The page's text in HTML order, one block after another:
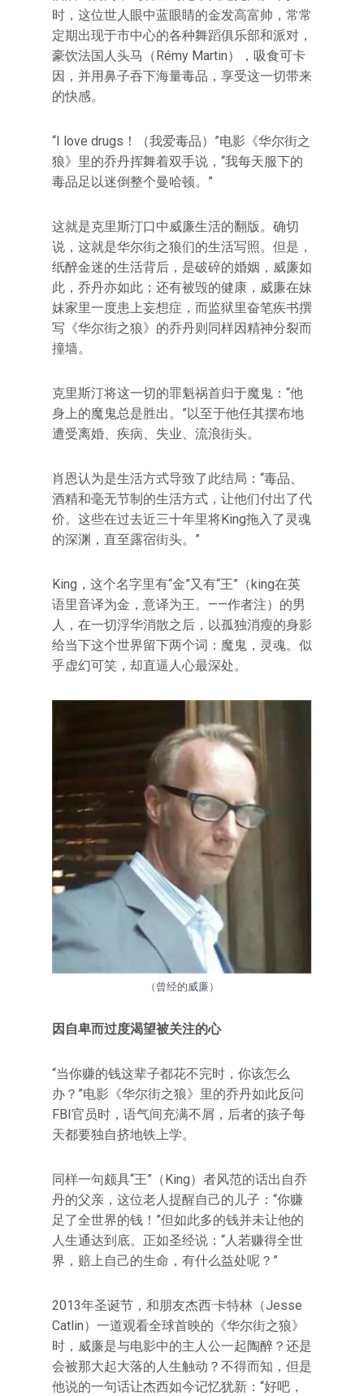
时，这位世人眼中蓝眼睛的金发高富帅，常常
定期出现于市中心的各种舞蹈俱乐部和派对，
豪饮法国人头马（Rémy Martin），吸食可卡
因，并用鼻子吞下海量毒品，享受这一切带来
的快感。
“I love drugs！（我爱毒品）”电影《华尔街之
狼》里的乔丹挥舞着双手说，“我每天服下的
毒品足以迷倒整个曼哈顿。”
这就是克里斯汀口中威廉生活的翻版。确切
说，这就是华尔街之狼们的生活写照。但是，
纸醉金迷的生活背后，是破碎的婚姻，威廉如
此，乔丹亦如此；还有被毁的健康，威廉在妹
妹家里一度患上妄想症，而监狱里奋笔疾书撰
写《华尔街之狼》的乔丹则同样因精神分裂而
撞墙。
克里斯汀将这一切的罪魁祸首归于魔鬼：“他
身上的魔鬼总是胜出。”以至于他任其摆布地
遭受离婚、疾病、失业、流浪街头。
肖恩认为是生活方式导致了此结局：“毒品、
酒精和毫无节制的生活方式，让他们付出了代
价。这些在过去近三十年里将King拖入了灵魂
的深渊，直至露宿街头。”
King，这个名字里有“金”又有“王”（king在英
语里音译为金，意译为王。——作者注）的男
人，在一切浮华消散之后，以孤独消瘦的身影
给当下这个世界留下两个词：魔鬼，灵魂。似
乎虚幻可笑，却直逼人心最深处。
（曾经的威廉）
因自卑而过度渴望被关注的心
“当你赚的钱这辈子都花不完时，你该怎么
办？”电影《华尔街之狼》里的乔丹如此反问
FBI官员时，语气间充满不屑，后者的孩子每
天都要独自挤地铁上学。
同样一句颇具“王”（King）者风范的话出自乔
丹的父亲，这位老人提醒自己的儿子：“你赚
足了全世界的钱！”但如此多的钱并未让他的
人生通达到底。正如圣经说：“人若赚得全世
界，赔上自己的生命，有什么益处呢？”
2013年圣诞节，和朋友杰西·卡特林（Jesse
Catlin）一道观看全球首映的《华尔街之狼》
时，威廉是与电影中的主人公一起陶醉？还是
会被那大起大落的人生触动？不得而知，但是
他说的一句话让杰西如今记忆犹新：“好吧，